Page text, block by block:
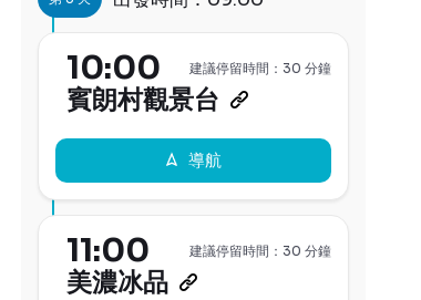
10:00
賓朗村觀景台
建議停留時間：30 分鐘
導航
11:00
美濃冰品
建議停留時間：30 分鐘